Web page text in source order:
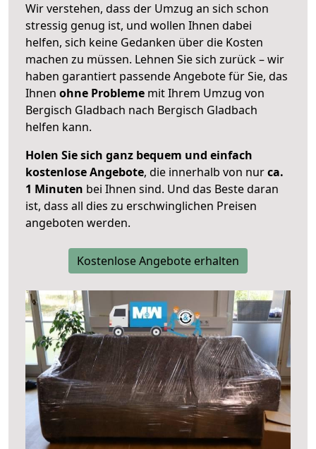
Wir verstehen, dass der Umzug an sich schon
stressig genug ist, und wollen Ihnen dabei
helfen, sich keine Gedanken über die Kosten
machen zu müssen. Lehnen Sie sich zurück – wir
haben garantiert passende Angebote für Sie, das
Ihnen ohne Probleme mit Ihrem Umzug von
Bergisch Gladbach nach Bergisch Gladbach
helfen kann.
Holen Sie sich ganz bequem und einfach
kostenlose Angebote, die innerhalb von nurca.
1 Minuten bei Ihnen sind. Und das Beste daran
ist, dass all dies zu erschwinglichen Preisen
angeboten werden.
Kostenlose Angebote erhalten